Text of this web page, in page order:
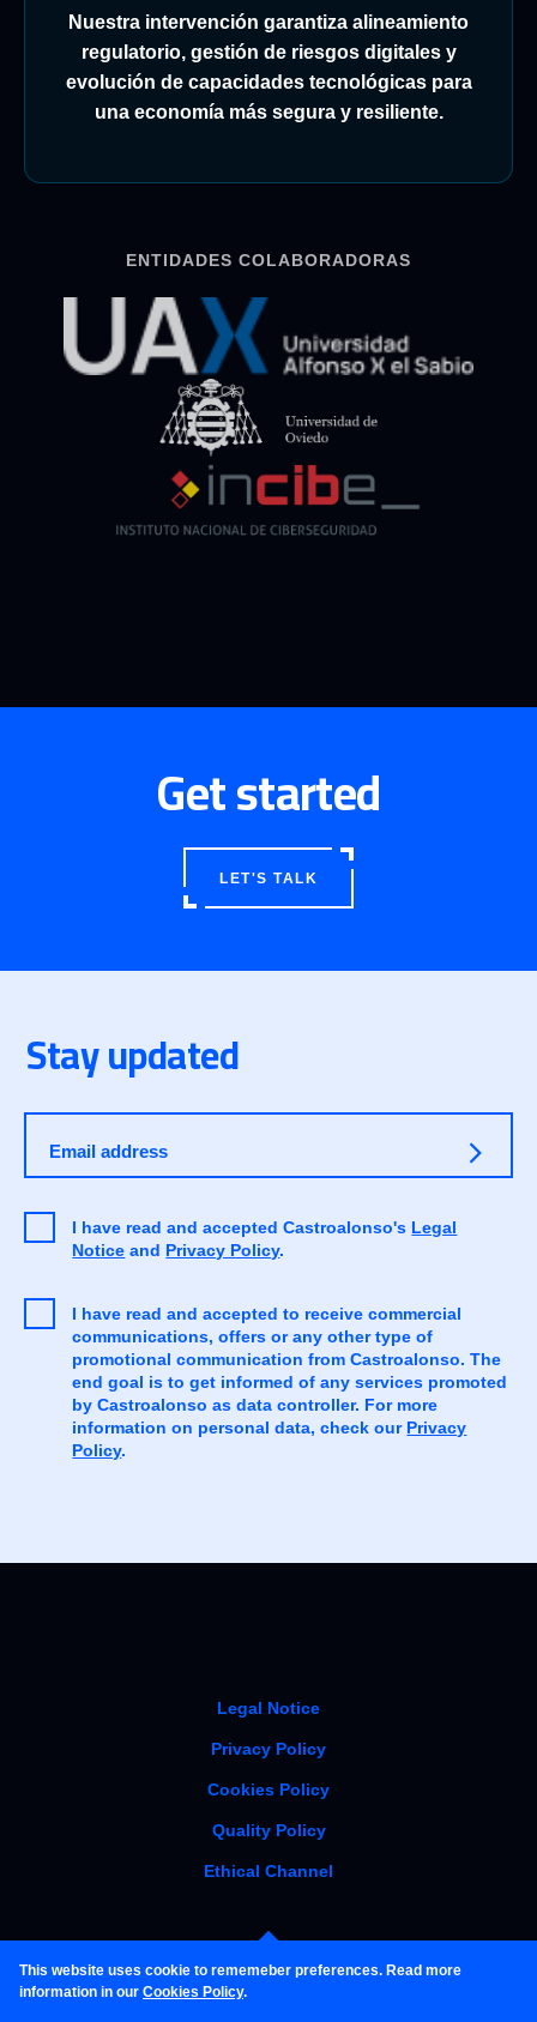
Nuestra intervención garantiza alineamiento
regulatorio, gestión de riesgos digitales y
evolución de capacidades tecnológicas para
una economía más segura y resiliente.
ENTIDADES COLABORADORAS
This website uses cookie to rememeber preferences. Read more
information in our Cookies Policy.
Get started
LET'S TALK
Stay updated
Email address
I have read and accepted Castroalonso's Legal
Notice and Privacy Policy.
I have read and accepted to receive commercial
communications, offers or any other type of
promotional communication from Castroalonso. The
end goal is to get informed of any services promoted
by Castroalonso as data controller. For more
information on personal data, check our Privacy
Policy.
Legal Notice
Privacy Policy
Cookies Policy
Quality Policy
Ethical Channel